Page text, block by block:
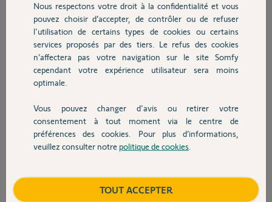
Chauffage
Autres produits
Devis avec un pro
Contact
22 h 55 fin appel tél central
22 h 56 Mise OFF alarme
je n'ai reçu aucun message tél de l'alarme ,sur mon portable , le N°
est correct sur la centrale
Cordialement
Luc E.
il y a environ 7 ans
Participer au fil de discussion
Réponses
Nous respectons votre droit à la confidentialité et vous
pouvez choisir d’accepter, de contrôler ou de refuser
l'utilisation de certains types de cookies ou certains
services proposés par des tiers. Le refus des cookies
n’affectera pas votre navigation sur le site Somfy
cependant votre expérience utilisateur sera moins
optimale.
Vous pouvez changer d'avis ou retirer votre
consentement à tout moment via le centre de
préférences des cookies. Pour plus d’informations,
veuillez consulter notre politique de cookies
TOUT ACCEPTER